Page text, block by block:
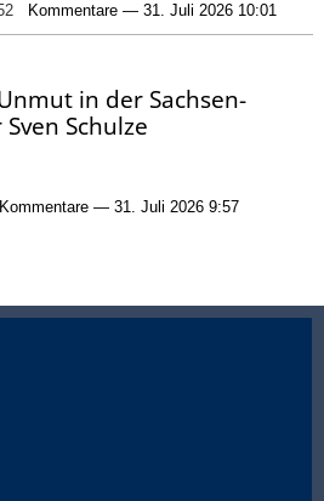
Kommentare — 31. Juli 2026 10:01
in der Sachsen-
Schulze
Kommentare — 31. Juli 2026 9:57